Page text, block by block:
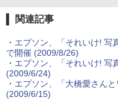
関連記事
・ エプソン、「それいけ! 写
で開催 (2009/8/26)
・ エプソン、「それいけ! 写
(2009/6/24)
・ エプソン、「大橋愛さん
(2009/6/15)